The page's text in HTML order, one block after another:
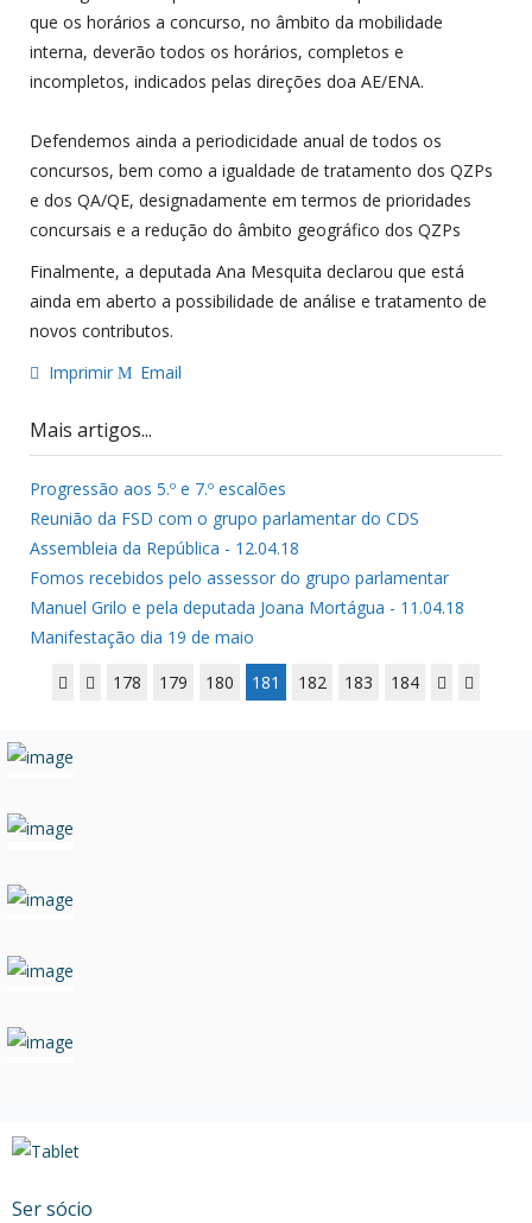
que os horários a concurso, no âmbito da mobilidade
interna, deverão todos os horários, completos e
incompletos, indicados pelas direções doa AE/ENA.
Defendemos ainda a periodicidade anual de todos os
concursos, bem como a igualdade de tratamento dos QZPs
e dos QA/QE, designadamente em termos de prioridades
concursais e a redução do âmbito geográfico dos QZPs
Finalmente, a deputada Ana Mesquita declarou que está
ainda em aberto a possibilidade de análise e tratamento de
novos contributos.
Imprimir
Email
Mais artigos...
Progressão aos 5.º e 7.º escalões
Reunião da FSD com o grupo parlamentar do CDS
Assembleia da República - 12.04.18
Fomos recebidos pelo assessor do grupo parlamentar
Manuel Grilo e pela deputada Joana Mortágua - 11.04.18
Manifestação dia 19 de maio
178
179 180 181 182 183 184
Ser sócio